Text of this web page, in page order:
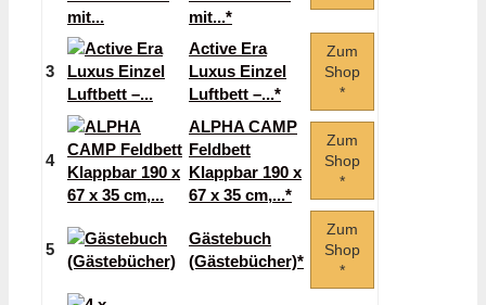
mit...*
3
Active Era
Luxus Einzel
Luftbett –...*
Zum
Shop
*
4
ALPHA CAMP
Feldbett
Klappbar 190 x
67 x 35 cm,...*
Zum
Shop
*
5
Gästebuch
(Gästebücher)*
Zum
Shop
*